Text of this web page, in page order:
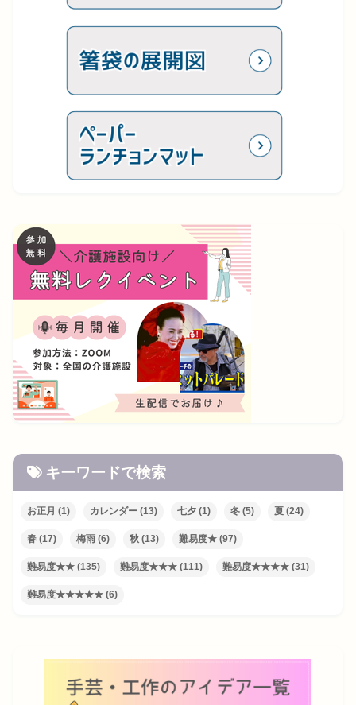
キーワードで検索
お正月 (1) カレンダー (13) 七夕 (1) 冬 (5) 夏 (24)
春 (17) 梅雨 (6) 秋 (13) 難易度★ (97)
難易度★★ (135) 難易度★★★ (111) 難易度★★★★ (31)
難易度★★★★★ (6)